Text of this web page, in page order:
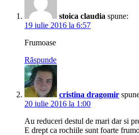
stoica claudia spune:
19 iulie 2016 la 6:57
Frumoase
Răspunde
cristina dragomir
20 iulie 2016 la 1:00
Au reduceri destul de mari dar si
E drept ca rochiile sunt foarte